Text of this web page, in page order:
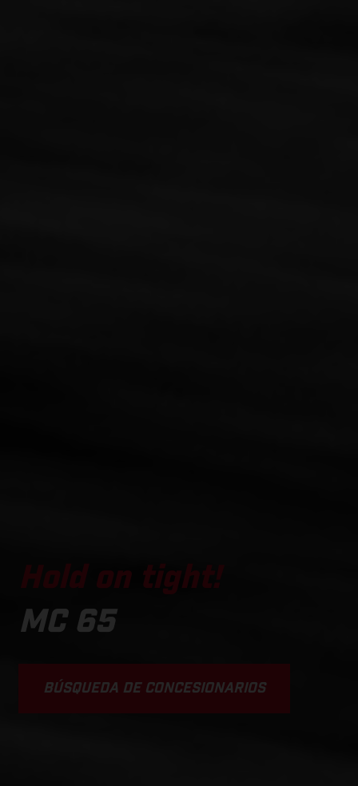
Hold on tight!
MC 65
BÚSQUEDA DE CONCESIONARIOS